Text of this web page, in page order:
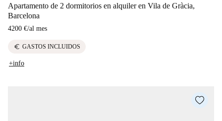
Apartamento de 2 dormitorios en alquiler en Vila de Gràcia,
Barcelona
4200 €/al mes
euro GASTOS INCLUIDOS
+info